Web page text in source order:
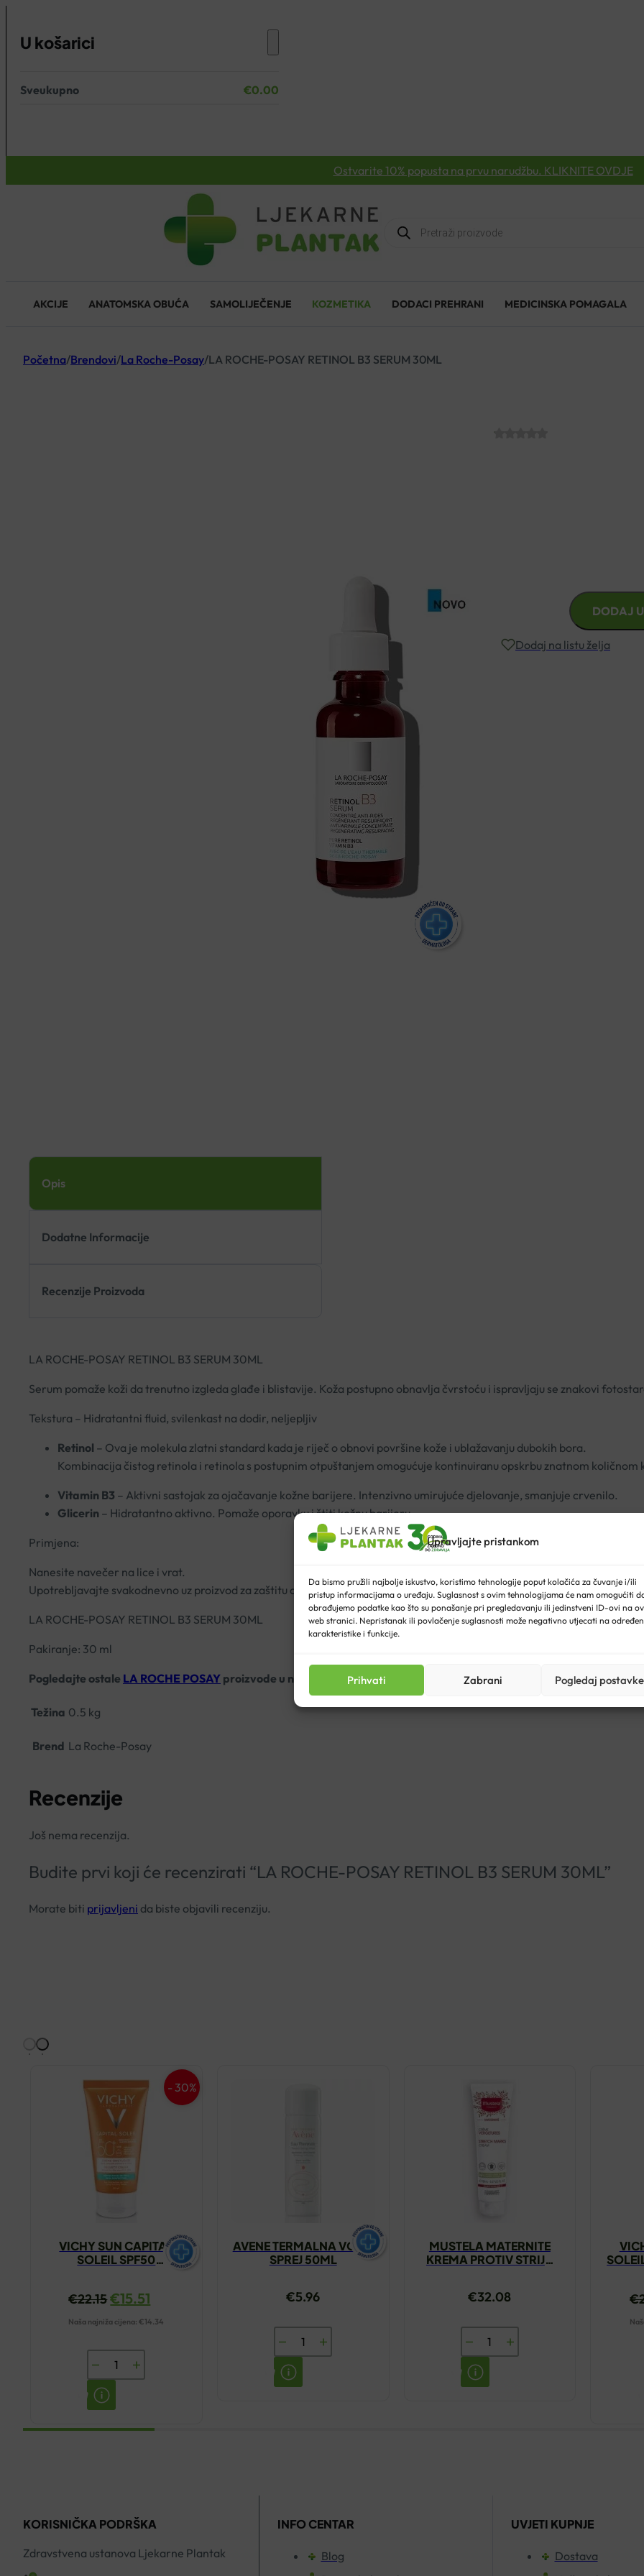
Upravljajte pristankom
Da bismo pružili najbolje iskustvo, koristimo tehnologije poput kolačića za čuvanje i/ili
pristup informacijama o uređaju. Suglasnost s ovim tehnologijama će nam omogućiti
obrađujemo podatke kao što su ponašanje pri pregledavanju ili jedinstveni ID-ovi na
web stranici. Nepristanak ili povlačenje suglasnosti može negativno utjecati na
karakteristike i funkcije.
Prihvati Zabrani Pogledaj postavke
U košarici
Nema proizvoda u košarici.
Sveukupno €0.00
Ostvarite 10% popusta na prvu narudžbu. KLIKNITE OVDJE
Products
search
AKCIJE ANATOMSKA OBUĆA SAMOLIJEČENJE KOZMETIKA DODACI PREHRANI MEDICINSKA POMAGALA
Početna/Brendovi/La Roche-Posay/LA ROCHE-POSAY RETINOL B3 SERUM 30ML
POSAY
DODAJ
Dodaj na listu želja
Opis
Dodatne Informacije
Recenzije Proizvoda
LA ROCHE-POSAY RETINOL B3 SERUM 30ML
Serum pomaže koži da trenutno izgleda glađe i blistavije. Koža postupno obnavlja čvrstoću i ispravljaju se znakovi
Tekstura – Hidratantni fluid, svilenkast na dodir, neljepljiv
Retinol – Ova je molekula zlatni standard kada je riječ o obnovi površine kože i ublažavanju dubokih bora.
Kombinacija čistog retinola i retinola s postupnim otpuštanjem omogućuje kontinuiranu opskrbu znatnom
Vitamin B3 – Aktivni sastojak za ojačavanje kožne barijere. Intenzivno umirujuće djelovanje, smanjuje crvenilo.
Glicerin – Hidratantno aktivno. Pomaže oporavku i štiti kožnu barijeru.
Primjena:
Nanesite navečer na lice i vrat.
Upotrebljavajte svakodnevno uz proizvod za zaštitu od sunca (SPF > 15).
LA ROCHE-POSAY RETINOL B3 SERUM 30ML
Pakiranje: 30 ml
Pogledajte ostale LA ROCHE POSAY proizvode u našoj online ljekarni.
Težina 0.5 kg
Brend La Roche-Posay
Recenzije
Još nema recenzija.
Budite prvi koji će recenzirati “LA ROCHE-POSAY RETINOL B3 SERUM 30ML”
Morate biti prijavljeni da biste objavili recenziju.
VICHY SUN CAPITAL
SOLEIL SPF50
- 30%
€22.15€15.51
Naša najniža cijena:€14.34
VICHY
SUN
CAPITAL
SOLEIL
AVENE TERMALNA VODA
SPREJ 50ML
€5.96
AVENE
TERMALNA
VODA
MUSTELA MATERNITE
KREMA PROTIV STRIJA
€32.08
MUSTELA
MATERNITE
KREMA
€
KORISNIČKA PODRŠKA
Zdravstvena ustanova Ljekarne Plantak
INFO CENTAR
Blog
UVJETI KUPNJE
Dostava